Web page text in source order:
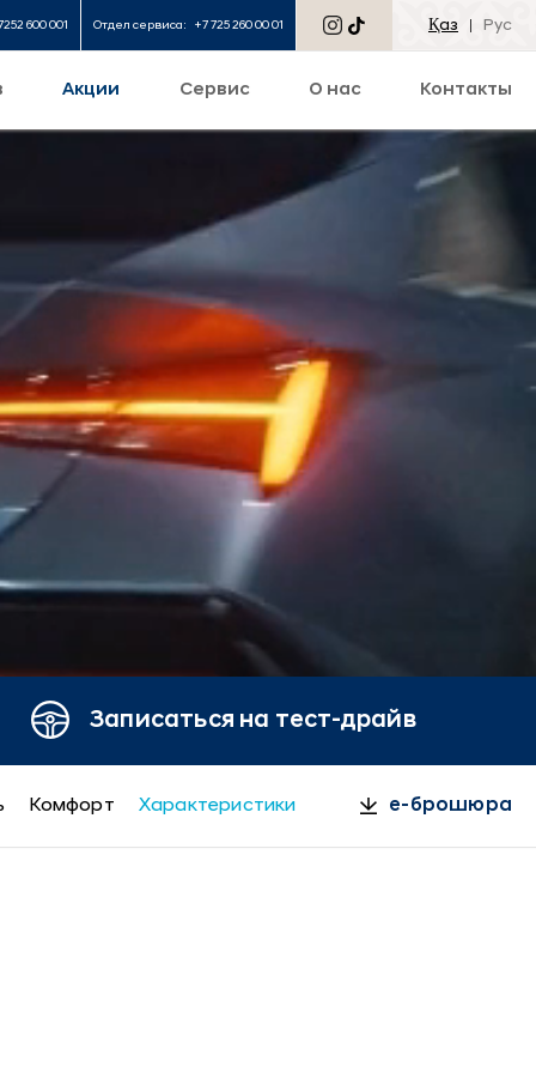
600 001 Отдел сервиса: +7 725 260 00 01 Қаз Рус
Акции Сервис О нас Контакты
Записаться на тест-драйв
Комфорт Характеристики e-брошюра